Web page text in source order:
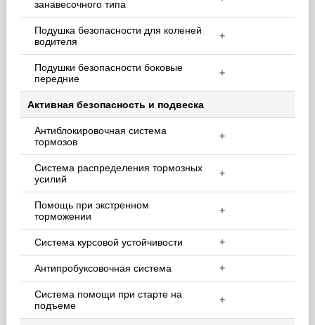
занавесочного типа
Подушка безопасности для коленей
водителя
+
Подушки безопасности боковые
передние
+
Активная безопасность и подвеска
Антиблокировочная система
тормозов
+
Система распределения тормозных
усилий
+
Помощь при экстренном
торможении
+
Система курсовой устойчивости +
Антипробуксовочная система +
Система помощи при старте на
подъеме
+